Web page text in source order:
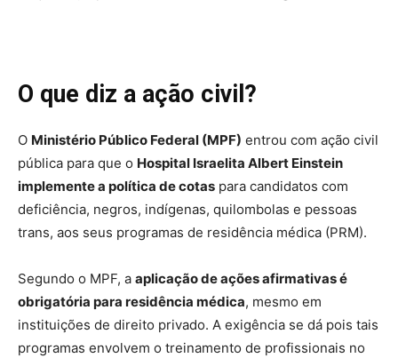
O que diz a ação civil?
O Ministério Público Federal (MPF) entrou com ação civil
pública para que o Hospital Israelita Albert Einstein
implemente a política de cotas para candidatos com
deficiência, negros, indígenas, quilombolas e pessoas
trans, aos seus programas de residência médica (PRM).
Segundo o MPF, a aplicação de ações afirmativas é
obrigatória para residência médica, mesmo em
instituições de direito privado. A exigência se dá pois tais
programas envolvem o treinamento de profissionais no